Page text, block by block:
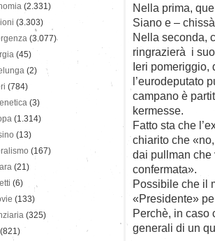
Nella prima,
Siano e –
Nella seconda,
ringrazierà i
Ieri pomeriggio,
l’eurodeputato
campano è
kermesse.
Fatto sta che
chiarito che
dai pullman che
confermata».
Possibile che il
«Presidente»
Perchè, in caso
generali di un
(2.331)
(3.303)
(3.077)
(45)
(2)
(784)
(3)
(1.314)
(13)
(167)
(21)
(6)
(133)
(325)
(821)